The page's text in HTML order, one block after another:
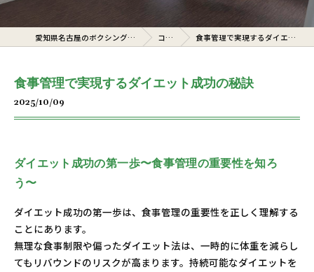
愛知県名古屋のボクシングジムならcerto コラム 食事管理で実現するダイエット成功の秘訣
食事管理で実現するダイエット成功の秘訣
2025/10/09
ダイエット成功の第一歩〜食事管理の重要性を知ろ
う〜
ダイエット成功の第一歩は、食事管理の重要性を正しく理解する
ことにあります。
無理な食事制限や偏ったダイエット法は、一時的に体重を減らし
てもリバウンドのリスクが高まります。持続可能なダイエットを